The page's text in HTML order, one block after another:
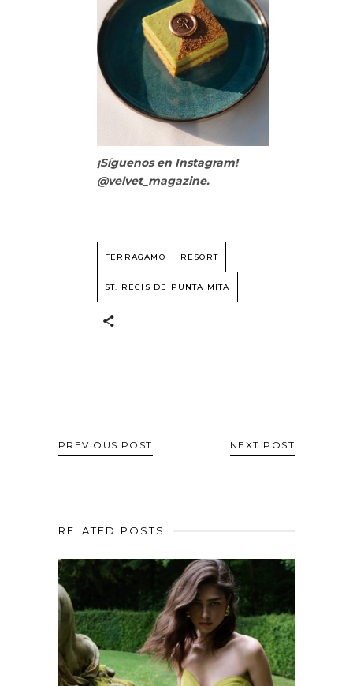
¡Síguenos en Instagram!
@velvet_magazine.
FERRAGAMO RESORT
ST. REGIS DE PUNTA MITA
PREVIOUS POST NEXT POST
RELATED POSTS